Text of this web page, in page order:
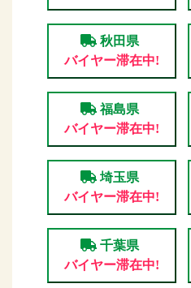
秋田県
バイヤー滞在中!
福島県
バイヤー滞在中!
埼玉県
バイヤー滞在中!
千葉県
バイヤー滞在中!